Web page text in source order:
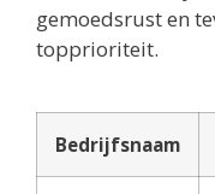
gemoedsrust en
topprioriteit.
Bedrijfsnaam